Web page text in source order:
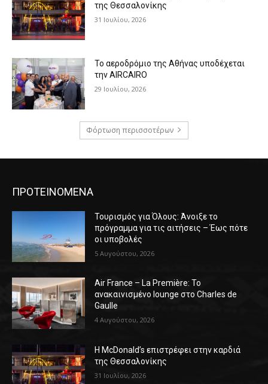
της Θεσσαλονίκης
31 Ιουλίου, 2026
Το αεροδρόμιο της Αθήνας υποδέχεται
την AIRCAIRO
29 Ιουλίου, 2026
Φόρτωση περισσοτέρων
ΠΡΟΤΕΙΝΟΜΕΝΑ
Τουρισμός για Όλους: Άνοιξε το
πρόγραμμα για τις αιτήσεις – Έως πότε
οι υποβολές
5 Αυγούστου, 2026
Air France – La Première: Το
ανακαινισμένο lounge στο Charles de
Gaulle
4 Αυγούστου, 2026
Η McDonald’s επιστρέφει στην καρδιά
της Θεσσαλονίκης
31 Ιουλίου, 2026